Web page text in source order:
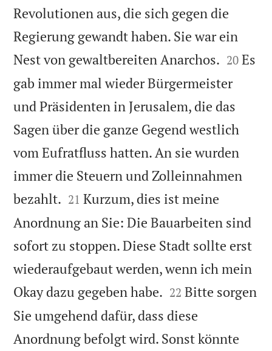
Revolutionen aus, die sich gegen die
Regierung gewandt haben. Sie war ein
Nest von gewaltbereiten Anarchos. 

20 Es
gab immer mal wieder Bürgermeister
und Präsidenten in Jerusalem, die das
Sagen über die ganze Gegend westlich
vom Eufratfluss hatten. An sie wurden
immer die Steuern und Zolleinnahmen
bezahlt. 

21 Kurzum, dies ist meine
Anordnung an Sie: Die Bauarbeiten sind
sofort zu stoppen. Diese Stadt sollte erst
wiederaufgebaut werden, wenn ich mein
Okay dazu gegeben habe. 

22 Bitte sorgen
Sie umgehend dafür, dass diese
Anordnung befolgt wird. Sonst könnte